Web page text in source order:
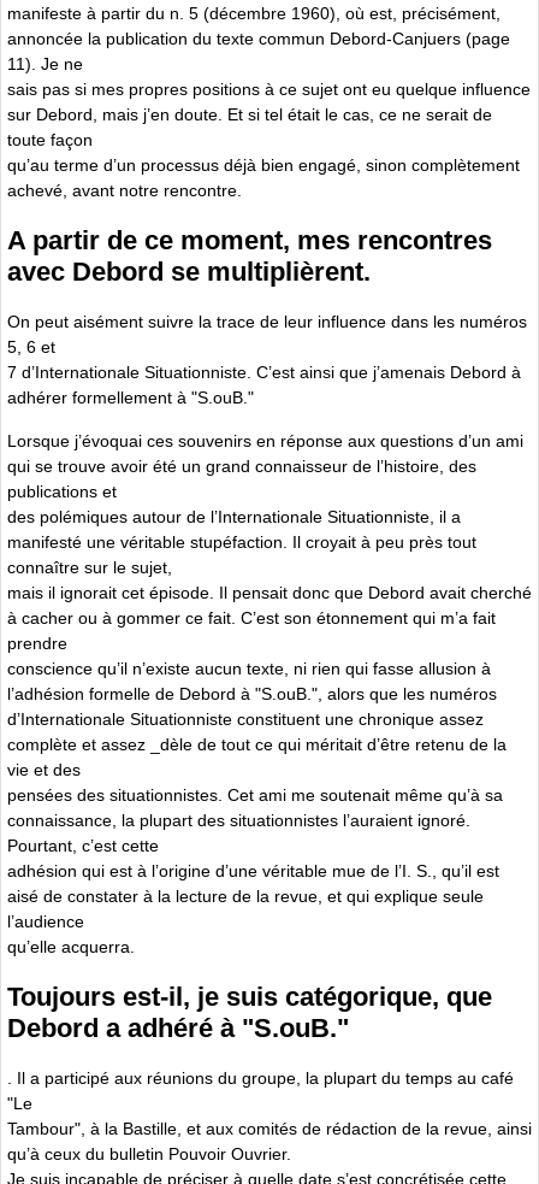
manifeste à partir du n. 5 (décembre 1960), où est, précisément,
annoncée la publication du texte commun Debord-Canjuers (page
11). Je ne
sais pas si mes propres positions à ce sujet ont eu quelque influence
sur Debord, mais j’en doute. Et si tel était le cas, ce ne serait de
toute façon
qu’au terme d’un processus déjà bien engagé, sinon complètement
achevé, avant notre rencontre.
A partir de ce moment, mes rencontres
avec Debord se multiplièrent.
On peut aisément suivre la trace de leur influence dans les numéros
5, 6 et
7 d’Internationale Situationniste. C’est ainsi que j’amenais Debord à
adhérer formellement à "S.ouB."
Lorsque j’évoquai ces souvenirs en réponse aux questions d’un ami
qui se trouve avoir été un grand connaisseur de l’histoire, des
publications et
des polémiques autour de l’Internationale Situationniste, il a
manifesté une véritable stupéfaction. Il croyait à peu près tout
connaître sur le sujet,
mais il ignorait cet épisode. Il pensait donc que Debord avait cherché
à cacher ou à gommer ce fait. C’est son étonnement qui m’a fait
prendre
conscience qu’il n’existe aucun texte, ni rien qui fasse allusion à
l’adhésion formelle de Debord à "S.ouB.", alors que les numéros
d’Internationale Situationniste constituent une chronique assez
complète et assez _dèle de tout ce qui méritait d’être retenu de la
vie et des
pensées des situationnistes. Cet ami me soutenait même qu’à sa
connaissance, la plupart des situationnistes l’auraient ignoré.
Pourtant, c’est cette
adhésion qui est à l’origine d’une véritable mue de l’I. S., qu’il est
aisé de constater à la lecture de la revue, et qui explique seule
l’audience
qu’elle acquerra.
Toujours est-il, je suis catégorique, que
Debord a adhéré à "S.ouB."
. Il a participé aux réunions du groupe, la plupart du temps au café
"Le
Tambour", à la Bastille, et aux comités de rédaction de la revue, ainsi
qu’à ceux du bulletin Pouvoir Ouvrier.
Je suis incapable de préciser à quelle date s’est concrétisée cette